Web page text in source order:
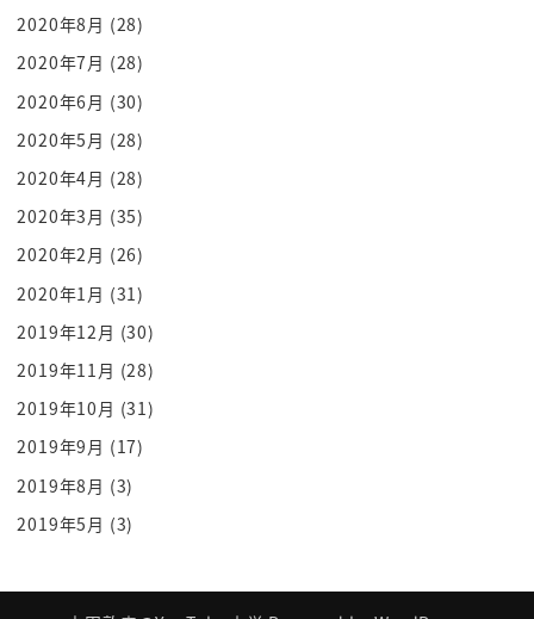
4つに大きく分かれてると
ただこの立川談慶さんもちろんこのね例えば名前が
ありますか落語立川流なんですが
この4つの流派ですね決して
むちゃくちゃ喧嘩してるわけではないとかつてそう
いう事件があってこうなったけれど
も今は別にね今もネタて変わる全員もうこいつらと
れないそれアウトレイジ的な世界ではない
だけどカルチャー的に4つに分かれてるんだよという
話をしています
面白いですね
でこの盾代わりうってなって例えば団主将に就いた
んですよねこの
例えば楕円形3立川っていうところは一緒なんだとね
まったくラグを知らないとかね
字ではなくても8号っていうやつ
2020年8月 (28)
2020年7月 (28)
2020年6月 (30)
2020年5月 (28)
2020年4月 (28)
2020年3月 (35)
2020年2月 (26)
2020年1月 (31)
2019年12月 (30)
2019年11月 (28)
2019年10月 (31)
2019年9月 (17)
2019年8月 (3)
2019年5月 (3)